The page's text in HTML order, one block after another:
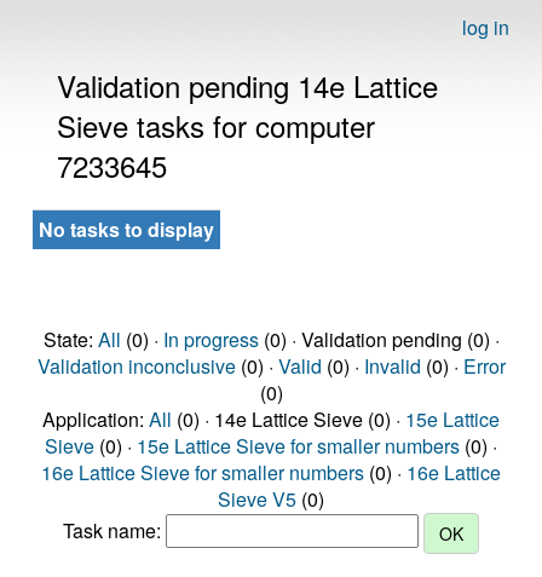
log in
Validation pending 14e Lattice
Sieve tasks for computer
7233645
No tasks to display
State: All (0) · In progress(0) · Validation pending (0) ·
Validation inconclusive(0) · Valid (0) · Invalid (0) · Error
(0)
Application: All (0) · 14e Lattice Sieve (0) · 15e Lattice
Sieve (0) · 15e Lattice Sieve for smaller numbers (0) ·
16e Lattice Sieve for smaller numbers (0) · 16e Lattice
Sieve V5 (0)
Task name: